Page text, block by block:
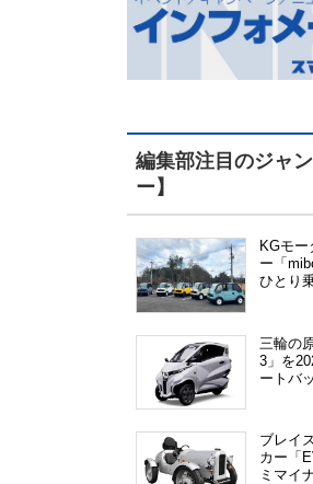
編集部注目のジャ
ー】
KGモー
ー「
ひとり
三輪の
3」を
ートバ
ブレイ
カー「
ミマイ